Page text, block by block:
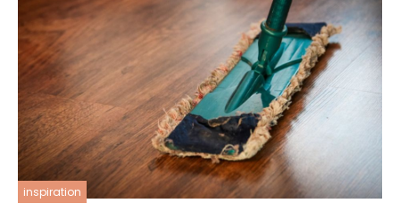
inspiration